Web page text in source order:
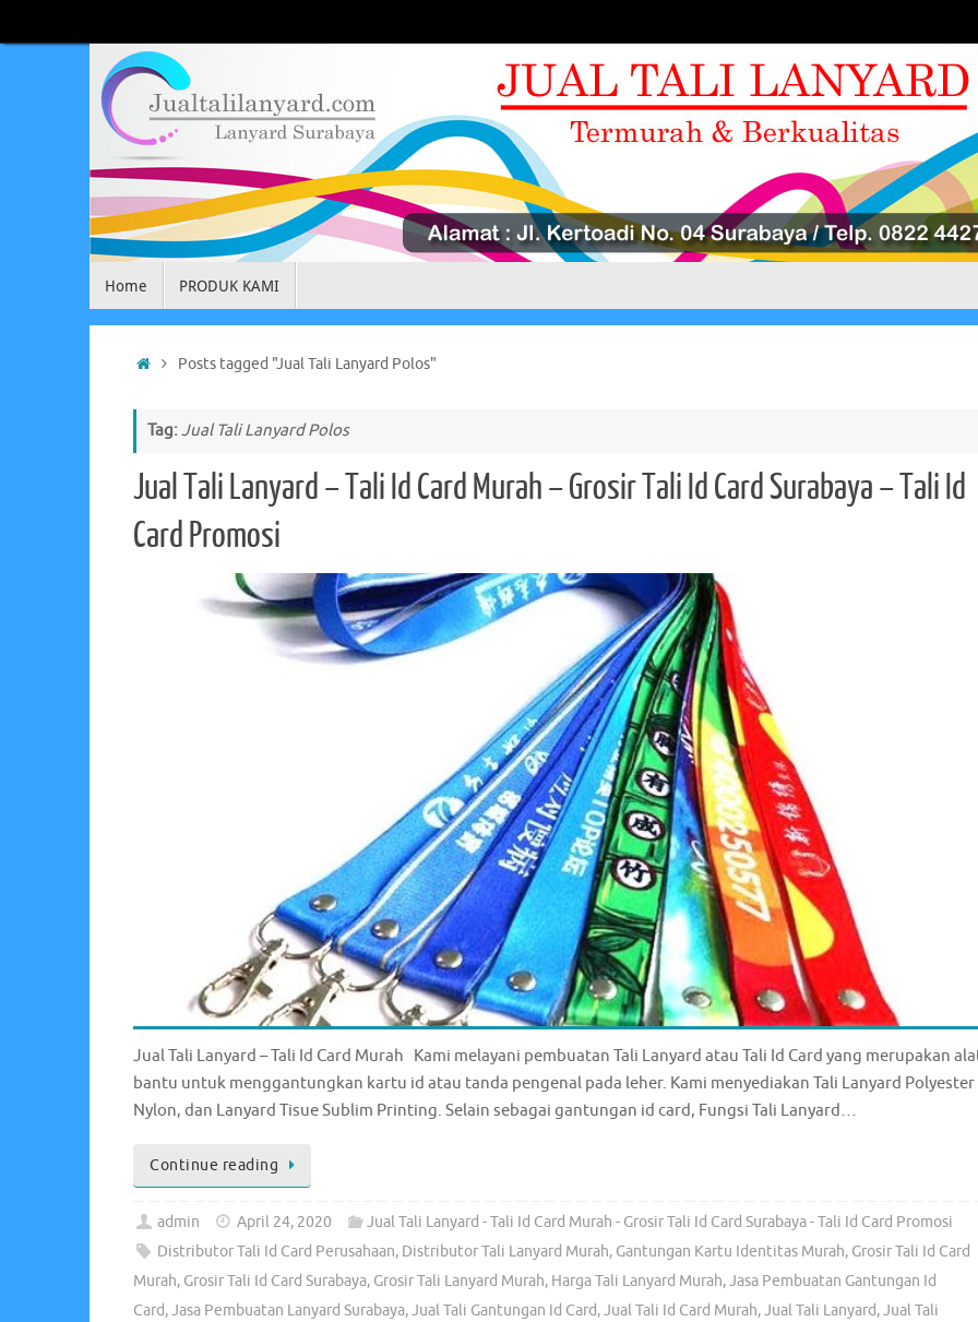
to
Home PRODUK KAMI
HomePosts tagged "Jual Tali Lanyard Polos"
Tag:Jual Tali Lanyard Polos
Jual Tali Lanyard – Tali Id Card Murah – Grosir Tali Id Card Surabaya – Tali Id
Card Promosi
Jual Tali Lanyard – Tali Id Card Murah Kami melayani pembuatan Tali Lanyard atau Tali Id Card yang merupakan
bantu untuk menggantungkan kartu id atau tanda pengenal pada leher. Kami menyediakan Tali Lanyard Polyester
Nylon, dan Lanyard Tisue Sublim Printing. Selain sebagai gantungan id card, Fungsi Tali Lanyard…
Continue reading
admin April 24, 2020
Jual Tali Lanyard - Tali Id Card Murah - Grosir Tali Id Card Surabaya - Tali Id Card Promosi
Distributor Tali Id Card Perusahaan, Distributor Tali Lanyard Murah, Gantungan Kartu Identitas Murah, Grosir Tali Id Card
Murah, Grosir Tali Id Card Surabaya, Grosir Tali Lanyard Murah, Harga Tali Lanyard Murah,Jasa Pembuatan Gantungan Id
Card,Jasa Pembuatan Lanyard Surabaya,Jual Tali Gantungan Id Card,Jual Tali Id Card Murah,Jual Tali Lanyard,Jual Tali